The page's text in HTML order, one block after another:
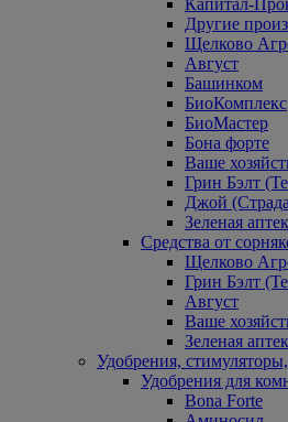
Капитал-
Другие
Щелково
Август
Башинком
БиоКомплекс
БиоМастер
Бона форте
Ваше
Грин Бэлт
Джой
Зеленая
Средства от
Щелково
Грин Бэлт
Август
Ваше
Зеленая
Удобрения,
Удобрения для
Bona Forte